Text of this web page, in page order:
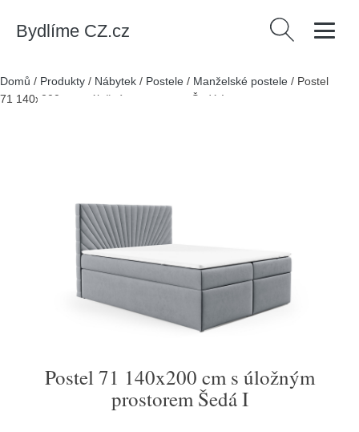
Bydlíme CZ.cz Vyhledávání
Domů / Produkty / Nábytek / Postele / Manželské postele / Postel
71 140x200 cm s úložným prostorem Šedá I
Postel 71 140x200 cm s úložným
prostorem Šedá I